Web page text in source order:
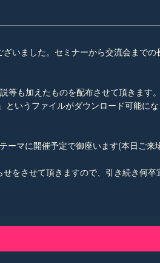
いました。セミナーから交流会までの
等も加えたものを配布させて頂きます
というファイルがダウンロード可能に
ーマに開催予定で御座います(本日ご来
をさせて頂きますので、引き続き何卒